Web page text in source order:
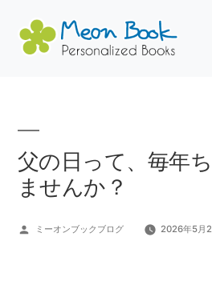
父の日って、毎年
ませんか？
投ミーオンブックブログ 2026年5月